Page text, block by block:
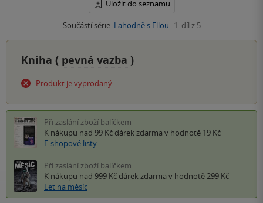
Uložit do seznamu
Součástí série: Lahodně s Ellou 1. díl z 5
Kniha ( pevná vazba )
Produkt je vyprodaný.
Při zaslání zboží balíčkem
K nákupu nad 99 Kč dárek zdarma v hodnotě 19 Kč
E-shopové listy
Při zaslání zboží balíčkem
K nákupu nad 999 Kč dárek zdarma v hodnotě 299 Kč
Let na měsíc